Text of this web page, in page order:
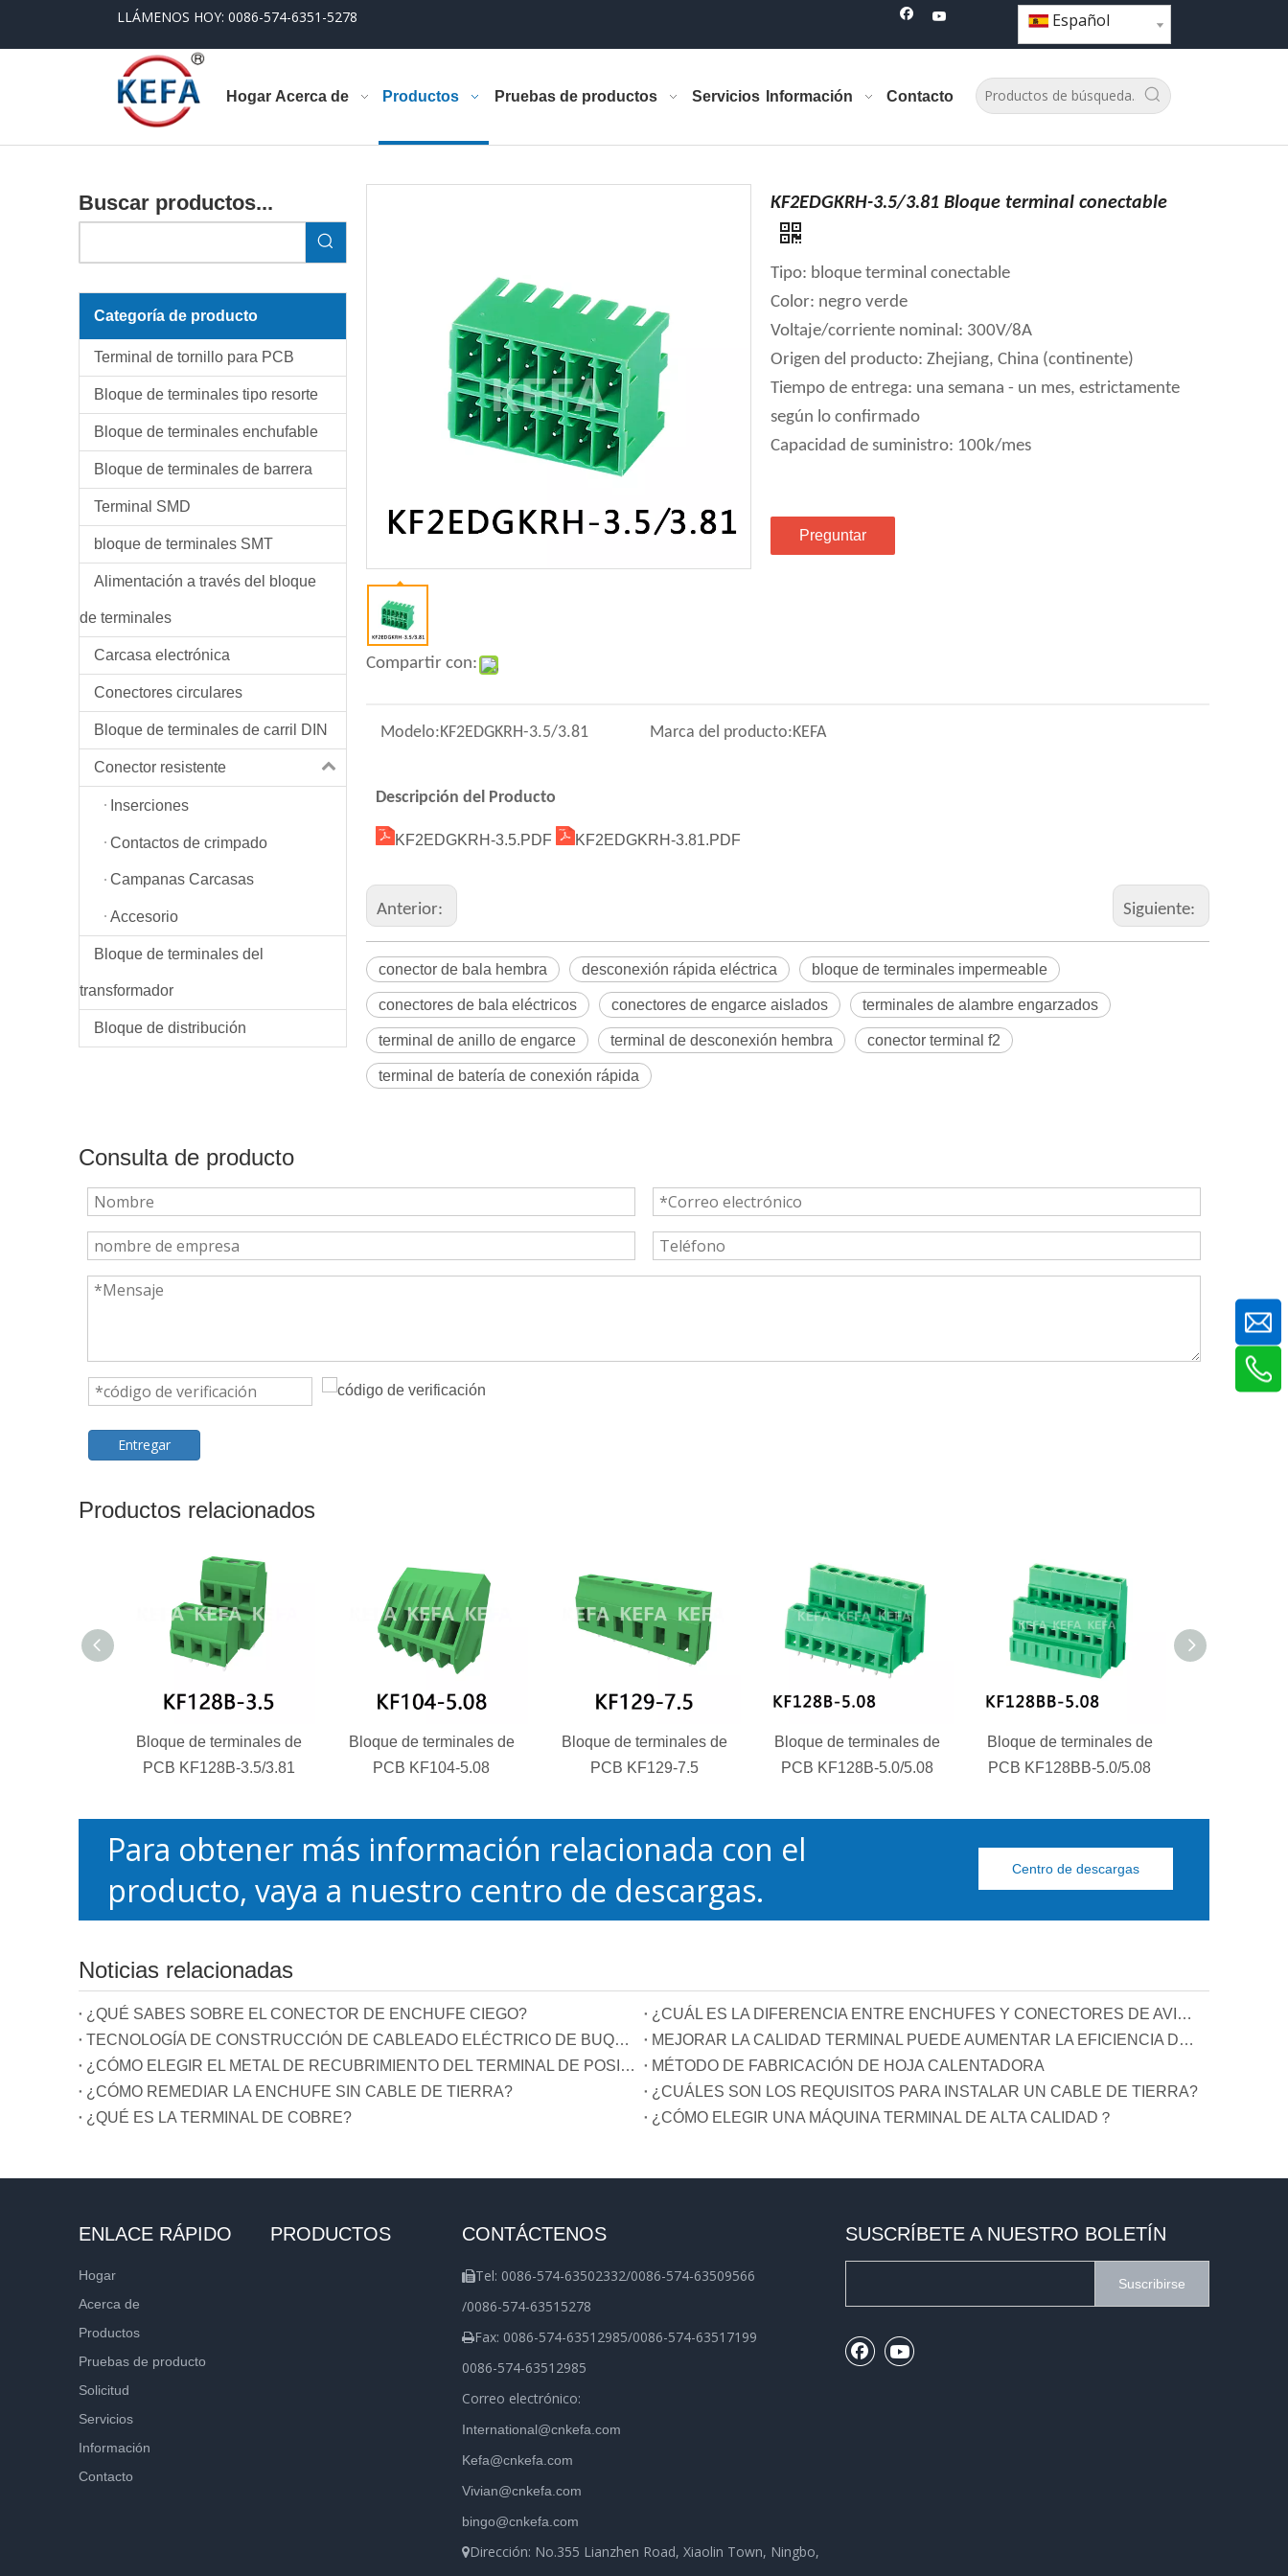
LLÁMENOS HOY: 0086-574-6351-5278 Español
Hogar Acerca de Productos Pruebas de productos Servicios Información Contacto
Buscar productos...
Categoría de producto
Terminal de tornillo para PCB
Bloque de terminales tipo resorte
Bloque de terminales enchufable
Bloque de terminales de barrera
Terminal SMD
bloque de terminales SMT
Alimentación a través del bloque
de terminales
Carcasa electrónica
Conectores circulares
Bloque de terminales de carril DIN
Conector resistente
Inserciones
Contactos de crimpado
Campanas Carcasas
Accesorio
Bloque de terminales del
transformador
Bloque de distribución
Compartir con:
KF2EDGKRH-3.5/3.81 Bloque terminal conectable
Tipo: bloque terminal conectable
Color: negro verde
Voltaje/corriente nominal: 300V/8A
Origen del producto: Zhejiang, China (continente)
Tiempo de entrega: una semana - un mes, estrictamente
según lo confirmado
Capacidad de suministro: 100k/mes
Preguntar
Modelo:KF2EDGKRH-3.5/3.81 Marca del producto:KEFA
Descripción del Producto
KF2EDGKRH-3.5.PDF KF2EDGKRH-3.81.PDF
Anterior: Siguiente:
conector de bala hembra desconexión rápida eléctrica bloque de terminales impermeable
conectores de bala eléctricos conectores de engarce aislados terminales de alambre engarzados
terminal de anillo de engarce terminal de desconexión hembra conector terminal f2
terminal de batería de conexión rápida
Consulta de producto
Entregar
Productos relacionados
Bloque de terminales de
PCB KF128B-3.5/3.81
Bloque de terminales de
PCB KF104-5.08
Bloque de terminales de
PCB KF129-7.5
Bloque de terminales de
PCB KF128B-5.0/5.08
Bloque de terminales de
PCB KF128BB-5.0/5.08
Para obtener más información relacionada con el
producto, vaya a nuestro centro de descargas.
Centro de descargas
Noticias relacionadas
¿QUÉ SABES SOBRE EL CONECTOR DE ENCHUFE CIEGO?
¿CUÁL ES LA DIFERENCIA ENTRE ENCHUFES Y CONECTORES DE AVIACIÓN?
TECNOLOGÍA DE CONSTRUCCIÓN DE CABLEADO ELÉCTRICO DE BUQUES
MEJORAR LA CALIDAD TERMINAL PUEDE AUMENTAR LA EFICIENCIA DE PRODUCCIÓN DE LAS MÁQUINAS TERMINALES AUTOMÁTICAS
¿CÓMO ELEGIR EL METAL DE RECUBRIMIENTO DEL TERMINAL DE POSICIÓN DEL CONDUCTOR?
MÉTODO DE FABRICACIÓN DE HOJA CALENTADORA
¿CÓMO REMEDIAR LA ENCHUFE SIN CABLE DE TIERRA?
¿CUÁLES SON LOS REQUISITOS PARA INSTALAR UN CABLE DE TIERRA?
¿QUÉ ES LA TERMINAL DE COBRE?
¿CÓMO ELEGIR UNA MÁQUINA TERMINAL DE ALTA CALIDAD？
ENLACE RÁPIDO
Hogar
Acerca de
Productos
Pruebas de producto
Solicitud
Servicios
Información
Contacto
PRODUCTOS CONTÁCTENOS
Tel: 0086-574-63502332/0086-574-63509566
/0086-574-63515278
Fax: 0086-574-63512985/0086-574-63517199
0086-574-63512985
Correo electrónico:
International@cnkefa.com
Kefa@cnkefa.com
Vivian@cnkefa.com
bingo@cnkefa.com
Dirección: No.355 Lianzhen Road, Xiaolin Town, Ningbo,
SUSCRÍBETE A NUESTRO BOLETÍN
Suscribirse